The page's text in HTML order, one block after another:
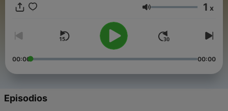
Volumen 1 x
00:00 00:00
Episodios